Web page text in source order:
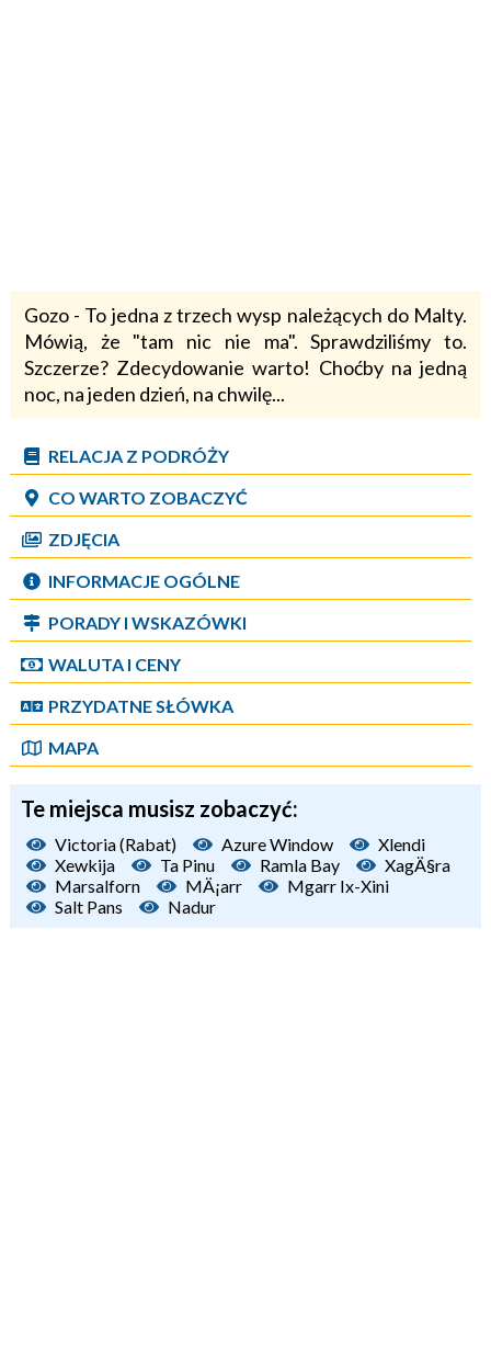
Gozo - To jedna z trzech wysp należących do Malty.
Mówią, że "tam nic nie ma". Sprawdziliśmy to.
Szczerze? Zdecydowanie warto! Choćby na jedną
noc, na jeden dzień, na chwilę...
RELACJA Z PODRÓŻY
CO WARTO ZOBACZYĆ
ZDJĘCIA
INFORMACJE OGÓLNE
PORADY I WSKAZÓWKI
WALUTA I CENY
PRZYDATNE SŁÓWKA
MAPA
Te miejsca musisz zobaczyć:
Victoria (Rabat) Azure Window
Xlendi
Xewkija
Ta Pinu Ramla Bay
XagÄ§ra
Marsalforn
MÄ¡arr
Mgarr Ix-Xini
Salt Pans
Nadur